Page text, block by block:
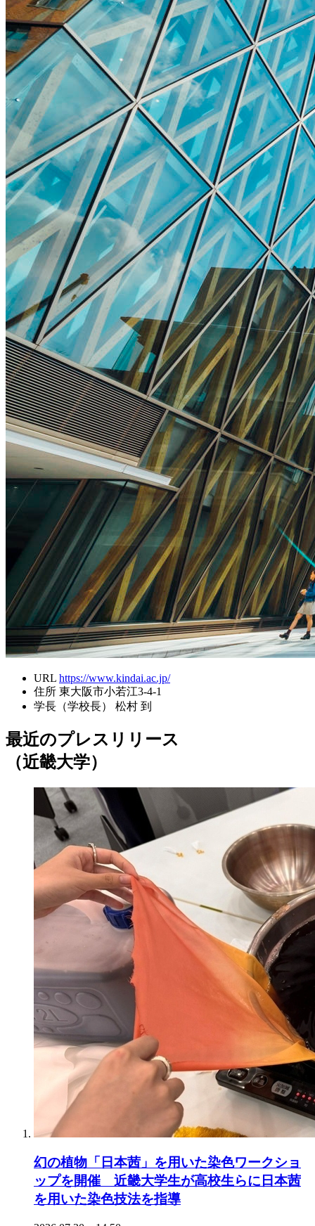
URL https://www.kindai.ac.jp/
住所 東大阪市小若江3-4-1
学長（学校長）
松村 到
最近のプレスリリース
（近畿大学）
幻の植物「日本茜」を用いた染色ワークショ
ップを開催 近畿大学生が高校生らに日本茜
を用いた染色技法を指導